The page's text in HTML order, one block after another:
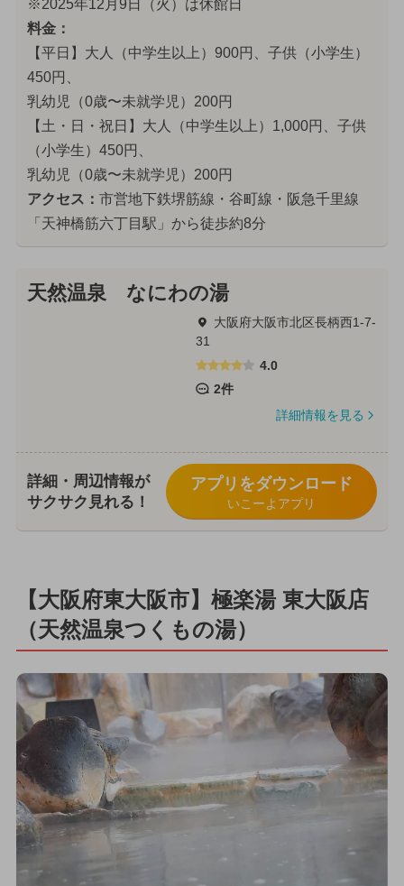
※2025年12月9日（火）は休館日
料金：
【平日】大人（中学生以上）900円、子供（小学生）
450円、
乳幼児（0歳〜未就学児）200円
【土・日・祝日】大人（中学生以上）1,000円、子供
（小学生）450円、
乳幼児（0歳〜未就学児）200円
アクセス： 市営地下鉄堺筋線・谷町線・阪急千里線
「天神橋筋六丁目駅」から徒歩約8分
天然温泉 なにわの湯
大阪府大阪市北区長柄西1-7-
31
4.0
2件
詳細情報を見る
詳細・周辺情報が
サクサク見れる！
アプリをダウンロード
いこーよアプリ
【大阪府東大阪市】極楽湯 東大阪店
（天然温泉つくもの湯）